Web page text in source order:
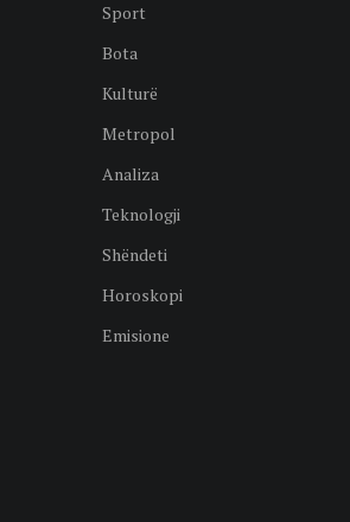
Sport
Bota
Kulturë
Metropol
Analiza
Teknologji
Shëndeti
Horoskopi
Emisione